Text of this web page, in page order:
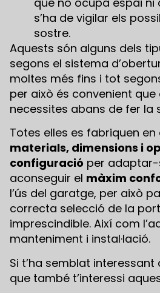
s’ha de vigilar els
sostre.
Aquests són alguns dels
segons el sistema
moltes més fins i tot
per això és convenient
necessites abans de fer la
Totes elles es fabriquen
materials, dimensions i
configuració per adaptar-
aconseguir el màxim
l’ús del garatge, per això
correcta selecció de la
imprescindible. Així com
manteniment i instal·lació.
Si t’ha semblat
que també t’interessi